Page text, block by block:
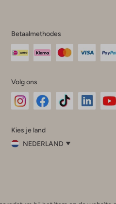
Betaalmethodes
Volg ons
InstagramFacebook
Kies je land
NEDERLAND